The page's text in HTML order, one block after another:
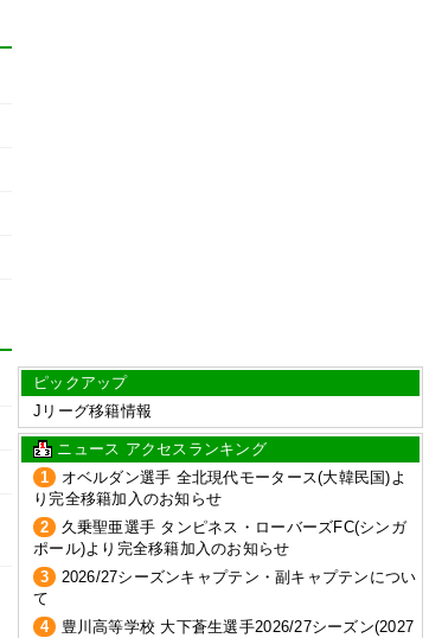
ピックアップ
Jリーグ移籍情報
ニュース アクセスランキング
1
オベルダン選手 全北現代モータース(大韓民国)よ
り完全移籍加入のお知らせ
2
久乗聖亜選手 タンピネス・ローバーズFC(シンガ
ポール)より完全移籍加入のお知らせ
3
2026/27シーズンキャプテン・副キャプテンについ
て
4
豊川高等学校 大下蒼生選手2026/27シーズン(2027